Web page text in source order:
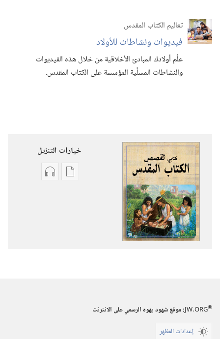
تعاليم الكتاب المقدس
فيديوات ونشاطات للأولاد
علِّم أولادك المبادئ الأخلاقية من خلال هذه الفيديوات
والنشاطات المسلِّية المؤسسة على الكتاب المقدس.‏
خيارات التنزيل
خياراتخيارات
JW.ORG®
:‏ موقع شهود يهوه الرسمي على الانترنت
إعدادات المظهر